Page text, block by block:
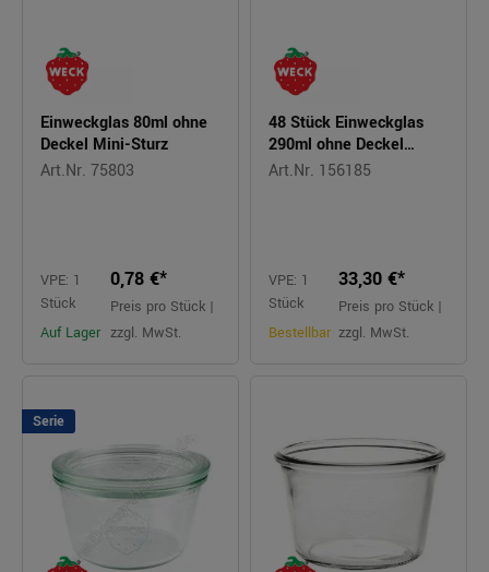
Einweckglas 80ml ohne
Deckel Mini-Sturz
Art.Nr. 75803
VPE: 1
Stück
Auf Lager
0,78 €*
Preis pro Stück |
zzgl. MwSt.
48 Stück Einweckglas
290ml ohne Deckel
Sturzform hoch WECK
Art.Nr. 156185
VPE: 1
Stück
Bestellbar
33,30 €*
Preis pro Stück |
zzgl. MwSt.
Serie